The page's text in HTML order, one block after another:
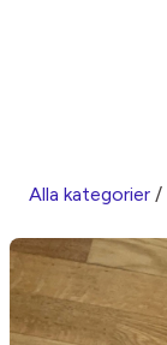
Alla kategorier /